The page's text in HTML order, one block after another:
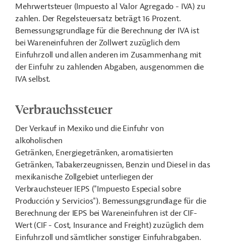
Mehrwertsteuer (Impuesto al Valor Agregado - IVA) zu
zahlen. Der Regelsteuersatz beträgt 16 Prozent.
Bemessungsgrundlage für die Berechnung der IVA ist
bei Wareneinfuhren der Zollwert zuzüglich dem
Einfuhrzoll und allen anderen im Zusammenhang mit
der Einfuhr zu zahlenden Abgaben, ausgenommen die
IVA selbst.
Verbrauchssteuer
Der Verkauf in Mexiko und die Einfuhr von
alkoholischen
Getränken, Energiegetränken, aromatisierten
Getränken, Tabakerzeugnissen, Benzin und Diesel in das
mexikanische Zollgebiet unterliegen der
Verbrauchsteuer IEPS ("Impuesto Especial sobre
Producción y Servicios"). Bemessungsgrundlage für die
Berechnung der IEPS bei Wareneinfuhren ist der CIF-
Wert (CIF - Cost, Insurance and Freight) zuzüglich dem
Einfuhrzoll und sämtlicher sonstiger Einfuhrabgaben.